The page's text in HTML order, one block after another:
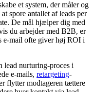
et system, der måler og
spore antallet af leads per
De mål hjælper dig med
du arbejder med B2B, er
e-mail ofte giver høj ROI i
lead nurturing-proces i
e-mails, retargeting-
flytter modtageren tættere